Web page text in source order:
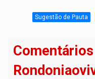
Sugestão de Pauta
Comentários